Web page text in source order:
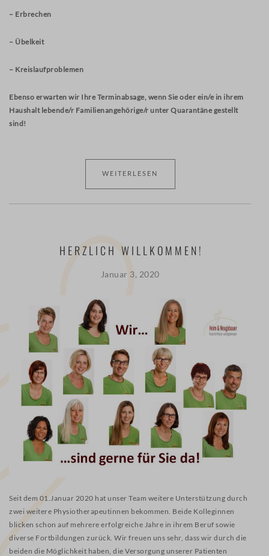
– Erbrechen
– Übelkeit
– Kreislaufproblemen
Ebenso erwarten wir Ihre Terminabsage, wenn Sie oder ein/e in ihrem
Haushalt lebende/r Familienangehörige/r unter Quarantäne gestellt
sind!
WEITERLESEN
HERZLICH WILLKOMMEN!
Januar 3, 2020
Seit dem 01.Januar 2020 hat unser Team weitere Unterstützung durch
zwei weitere Physiotherapeutinnen bekommen. Beide Kolleginnen
blicken schon auf mehrere erfolgreiche Jahre in ihrem Beruf sowie
diverse Fortbildungen zurück. Wir freuen uns sehr, dass wir durch die
beiden die Möglichkeit haben, die Versorgung unserer Patienten